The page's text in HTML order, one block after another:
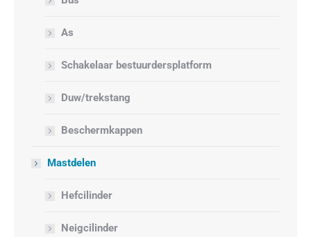
As
Schakelaar bestuurdersplatform
Duw/trekstang
Beschermkappen
Mastdelen
Hefcilinder
Neigcilinder